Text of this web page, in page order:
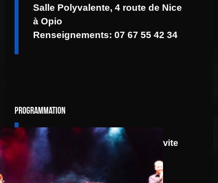
Salle Polyvalente, 4 route de Nice
à Opio
Renseignements: 07 67 55 42 34
Programmation
8 août
Walter Ricci